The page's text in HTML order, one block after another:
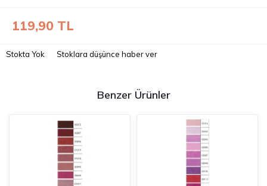
119,90 TL
Stokta Yok Stoklara düşünce haber ver
Benzer Ürünler